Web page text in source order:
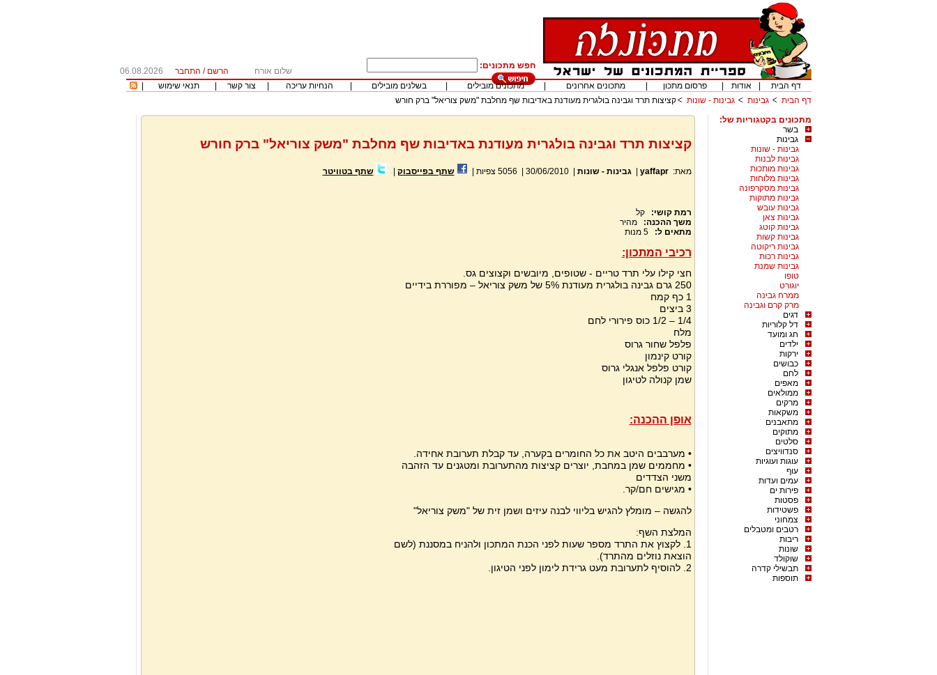
חפש מתכונים:
שלום אורח הרשם / התחבר
06.08.2026
דף הבית
אודות פרסום מתכון מתכונים אחרונים מתכונים מובילים בשלנים מובילים הנחיות עריכה צור קשר תנאי שימוש
דף הבית
גבינות גבינות - שונות
קציצות תרד וגבינה בולגרית מעודנת באדיבות שף מחלבת "משק צוריאל" ברק חורש
מתכונים בקטגוריות של:
בשר
גבינות
גבינות - שונות
גבינות לבנות
גבינות מותכות
גבינות מלוחות
גבינות מסקרפונה
גבינות מתוקות
גבינות עובש
גבינות צאן
גבינות קוטג
גבינות קשות
גבינות ריקוטה
גבינות רכות
גבינות שמנת
טופו
יוגורט
ממרח גבינה
מרק קרם וגבינה
דגים
דל קלוריות
חג ומועד
ילדים
ירקות
כבושים
לחם
מאפים
ממולאים
מרקים
משקאות
מתאבנים
מתוקים
סלטים
סנדוויצים
עוגות ועוגיות
עוף
עמים ועדות
פירות ים
פסטות
פשטידות
צמחוני
רטבים ומטבלים
ריבות
שונות
שוקולד
תבשילי קדרה
תוספות
קציצות תרד וגבינה בולגרית מעודנת באדיבות שף מחלבת "משק צוריאל" ברק חורש
מאת: yaffapr
|גבינות - שונות |
30/06/2010
5056 צפיות שתף בפייסבוק שתף בטוויטר
רמת קושי:
קל
משך ההכנה:
מהיר
מתאים ל:
5 מנות
רכיבי המתכון:
חצי קילו עלי תרד טריים - שטופים, מיובשים וקצוצים גס.
250 גרם גבינה בולגרית מעודנת 5% של משק צוריאל – מפוררת בידיים
1 כף קמח
3 ביצים
1/4 – 1/2 כוס פירורי לחם
מלח
פלפל שחור גרוס
קורט קינמון
קורט פלפל אנגלי גרוס
שמן קנולה לטיגון
אופן ההכנה:
• מערבבים היטב את כל החומרים בקערה, עד קבלת תערובת אחידה.
• מחממים שמן במחבת, יוצרים קציצות מהתערובת ומטגנים עד הזהבה
משני הצדדים
• מגישים חם/קר.
להגשה – מומלץ להגיש בליווי לבנה עיזים ושמן זית של "משק צוריאל"
המלצת השף:
1. לקצוץ את התרד מספר שעות לפני הכנת המתכון ולהניח במסננת (לשם
הוצאת נוזלים מהתרד).
2. להוסיף לתערובת מעט גרידת לימון לפני הטיגון.